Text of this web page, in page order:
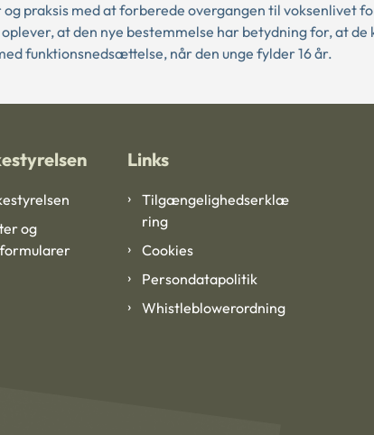
praksis med at forberede overgangen til voksenlivet
at den nye bestemmelse har betydning for, at de
funktionsnedsættelse, når den unge fylder 16 år.
og
Links
Tilgængelighedserklæ
ring
Cookies
Persondatapolitik
Whistleblowerordning